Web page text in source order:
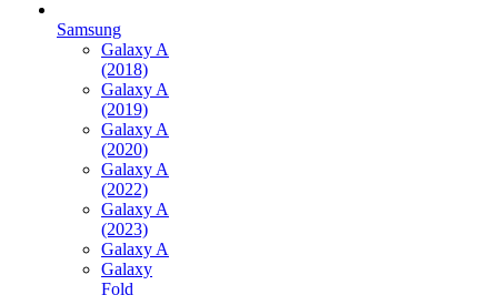
Samsung
Galaxy A
(2018)
Galaxy A
(2019)
Galaxy A
(2020)
Galaxy A
(2022)
Galaxy A
(2023)
Galaxy A
Galaxy
Fold